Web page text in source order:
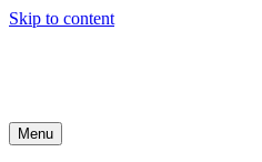
Skip to content
Menu